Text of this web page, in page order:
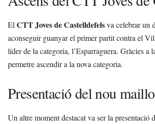
ElCTT Joves de Castelldefelsva celebrar un
aconseguir guanyar el primer partit contra el
líder de la categoria, l’Esparraguera. Gràcies
permetre ascendir a la nova categoria.
Presentació del nou
Un altre moment destacat va ser la presentació